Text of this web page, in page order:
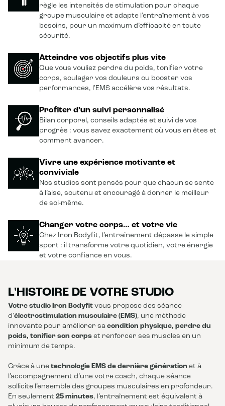
règle les intensités de stimulation pour chaque
groupe musculaire et adapte l’entraînement à vos
besoins, pour un maximum d’efficacité en toute
sécurité.
Atteindre vos objectifs plus vite
Que vous vouliez perdre du poids, tonifier votre
corps, soulager vos douleurs ou booster vos
performances, l'EMS accélère vos résultats.
Profiter d’un suivi personnalisé
Bilan corporel, conseils adaptés et suivi de vos
progrès : vous savez exactement où vous en êtes et
comment avancer.
Vivre une expérience motivante et
conviviale
Nos studios sont pensés pour que chacun se sente
à l’aise, soutenu et encouragé à donner le meilleur
de soi-même.
Changer votre corps… et votre vie
Chez Iron Bodyfit, l’entraînement dépasse le simple
sport : il transforme votre quotidien, votre énergie
et votre confiance en vous.
L'HISTOIRE DE VOTRE STUDIO
Votre studio Iron Bodyfit vous propose des séance
d’électrostimulation musculaire (EMS), une méthode
innovante pour améliorer sa condition physique, perdre du
poids, tonifier son corps et renforcer ses muscles en un
minimum de temps.
Grâce à une technologie EMS de dernière génération et à
l’accompagnement d’une votre coach, chaque séance
sollicite l’ensemble des groupes musculaires en profondeur.
En seulement 25 minutes, l’entraînement est équivalent à